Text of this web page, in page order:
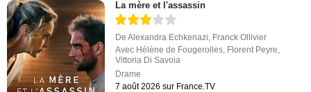
La mère et l'assassin
DeAlexandra Echkenazi, Franck Ollivier
Avec Hélène de Fougerolles, Florent Peyre,
Vittoria Di Savoia
Drame
7 août 2026 sur France.TV